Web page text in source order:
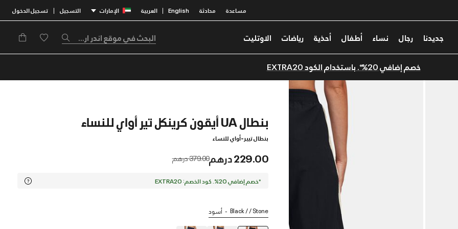
مساعدة محادثة English
| العربية الإمارات التسجيل | تسجيل الدخول
جديدنا رجال نساء أطفال أحذية رياضات الاوتليت
خصم إضافي 20%*. باستخدام الكود EXTRA20
بنطال UA أيقون كرينكل تير أواي للنساء
بنطال تيير-أواي للنساء
229.00 درهم Price reduced from
379.00 درهم to
*خصم إضافي 20%. كود الخصم: EXTRA20
Black / / Stone أسود